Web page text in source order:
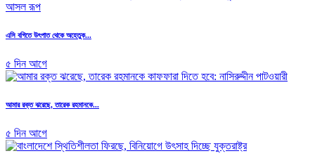
এসি বগিতে উৎপাত থেকে অহেতুক...
৫ দিন আগে
আমার রক্ত ঝরেছে, তারেক রহমানকে...
৫ দিন আগে